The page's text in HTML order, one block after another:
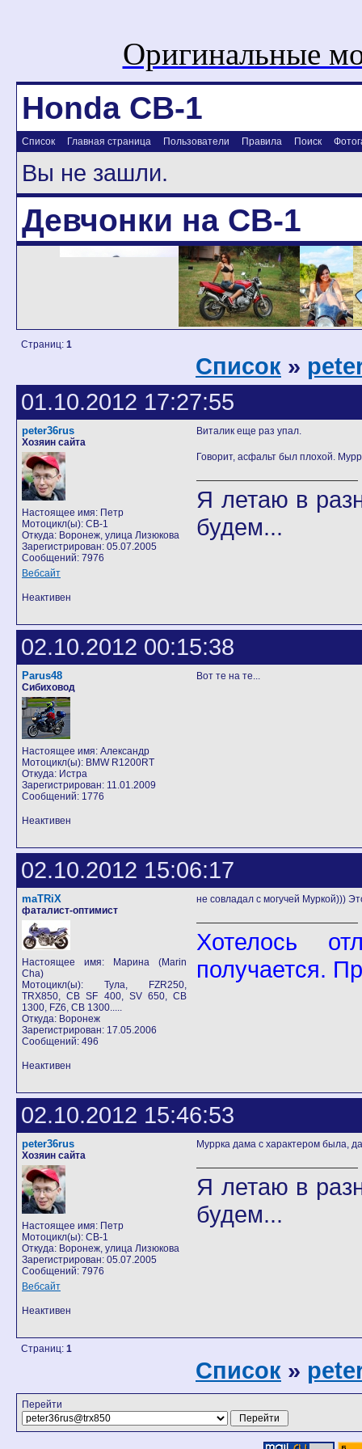
Оригинальные
Honda CB-1
Список Главная страница Пользователи Правила Поиск
Вы не зашли.
Девчонки на CB-1
Страниц: 1
Список »
01.10.2012 17:27:55
peter36rus
Хозяин сайта
Настоящее имя: Петр
Мотоцикл(ы): CB-1
Откуда: Воронеж, улица Лизюкова
Зарегистрирован: 05.07.2005
Сообщений: 7976
Вебсайт
Виталик еще раз упал.
Говорит, асфальт был плохой.
Я летаю в
будем...
Неактивен
02.10.2012 00:15:38
Parus48
Сибиховод
Настоящее имя: Александр
Мотоцикл(ы): BMW R1200RT
Откуда: Истра
Зарегистрирован: 11.01.2009
Сообщений: 1776
Вот те на те...
Неактивен
02.10.2012 15:06:17
maTRiX
фаталист-оптимист
Настоящее имя: Марина (Marin
Cha)
Мотоцикл(ы): Тула, FZR250,
TRX850, CB SF 400, SV 650, CB
1300, FZ6, CB 1300.....
Откуда: Воронеж
Зарегистрирован: 17.05.2006
Сообщений: 496
не совладал с могучей Муркой)))
Хотелось
получается.
Неактивен
02.10.2012 15:46:53
peter36rus
Хозяин сайта
Настоящее имя: Петр
Мотоцикл(ы): CB-1
Откуда: Воронеж, улица Лизюкова
Зарегистрирован: 05.07.2005
Сообщений: 7976
Вебсайт
Муррка дама с характером была,
Я летаю в
будем...
Неактивен
Страниц: 1
Список »
Перейти